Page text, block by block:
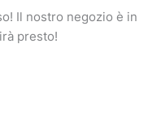
Il nostro negozio è in
presto!